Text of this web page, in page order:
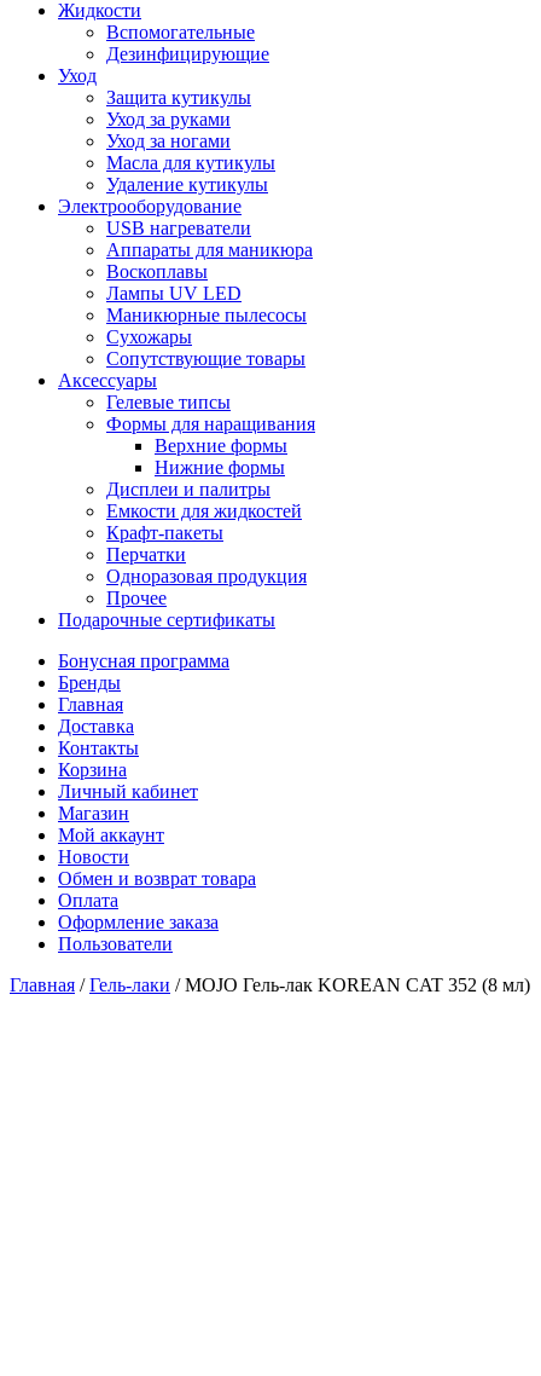
Жидкости
Вспомогательные
Дезинфицирующие
Уход
Защита кутикулы
Уход за руками
Уход за ногами
Масла для кутикулы
Удаление кутикулы
Электрооборудование
USB нагреватели
Аппараты для маникюра
Воскоплавы
Лампы UV LED
Маникюрные пылесосы
Сухожары
Сопутствующие товары
Аксессуары
Гелевые типсы
Формы для наращивания
Верхние формы
Нижние формы
Дисплеи и палитры
Емкости для жидкостей
Крафт-пакеты
Перчатки
Одноразовая продукция
Прочее
Подарочные сертификаты
Бонусная программа
Бренды
Главная
Доставка
Контакты
Корзина
Личный кабинет
Магазин
Мой аккаунт
Новости
Обмен и возврат товара
Оплата
Оформление заказа
Пользователи
Главная /Гель-лаки /MOJO Гель-лак KOREAN CAT 352 (8 мл)